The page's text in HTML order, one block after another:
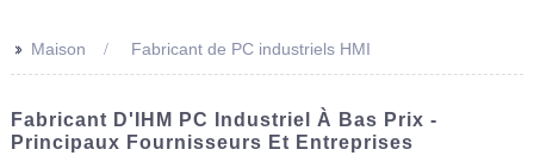
>> Maison Fabricant de PC industriels HMI
Fabricant D'IHM PC Industriel À Bas Prix -
Principaux Fournisseurs Et Entreprises